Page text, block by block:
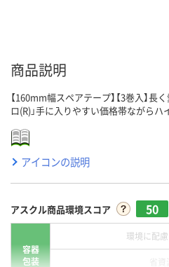
商品説明
【160mm幅スペアテープ】【3巻入】長
ロ(R)」手に入りやすい価格帯ながらハ
アイコンの説明
アスクル商品環境スコア 50
容器
包装
環境に配